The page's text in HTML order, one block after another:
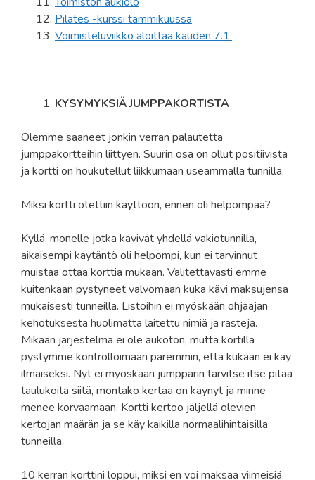
Pilates -kurssi tammikuussa
Voimisteluviikko aloittaa kauden 7.1.
KYSYMYKSIÄ JUMPPAKORTISTA
Olemme saaneet jonkin verran palautetta
jumppakortteihin liittyen. Suurin osa on ollut positiivista
ja kortti on houkutellut liikkumaan useammalla tunnilla.
Miksi kortti otettiin käyttöön, ennen oli helpompaa?
Kyllä, monelle jotka kävivät yhdellä vakiotunnilla,
aikaisempi käytäntö oli helpompi, kun ei tarvinnut
muistaa ottaa korttia mukaan. Valitettavasti emme
kuitenkaan pystyneet valvomaan kuka kävi maksujensa
mukaisesti tunneilla. Listoihin ei myöskään ohjaajan
kehotuksesta huolimatta laitettu nimiä ja rasteja.
Mikään järjestelmä ei ole aukoton, mutta kortilla
pystymme kontrolloimaan paremmin, että kukaan ei käy
ilmaiseksi. Nyt ei myöskään jumpparin tarvitse itse pitää
taulukoita siitä, montako kertaa on käynyt ja minne
menee korvaamaan. Kortti kertoo jäljellä olevien
kertojan määrän ja se käy kaikilla normaalihintaisilla
tunneilla.
10 kerran korttini loppui, miksi en voi maksaa viimeisiä